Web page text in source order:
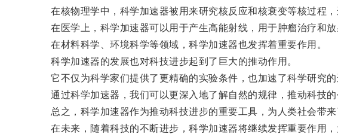
在核物理学中，科学加速器被用来研究核反应和核衰变等核过程，
在医学上，科学加速器可以用于产生高能射线，用于肿瘤治疗和放
在材料科学、环境科学等领域，科学加速器也发挥着重要作用。
科学加速器的发展也对科技进步起到了巨大的推动作用。
它不仅为科学家们提供了更精确的实验条件，也加速了科学研究的
通过科学加速器，我们可以更深入地了解自然的规律，推动科技的
总之，科学加速器作为推动科技进步的重要工具，为人类社会带来
在未来，随着科技的不断进步，科学加速器将继续发挥重要作用，